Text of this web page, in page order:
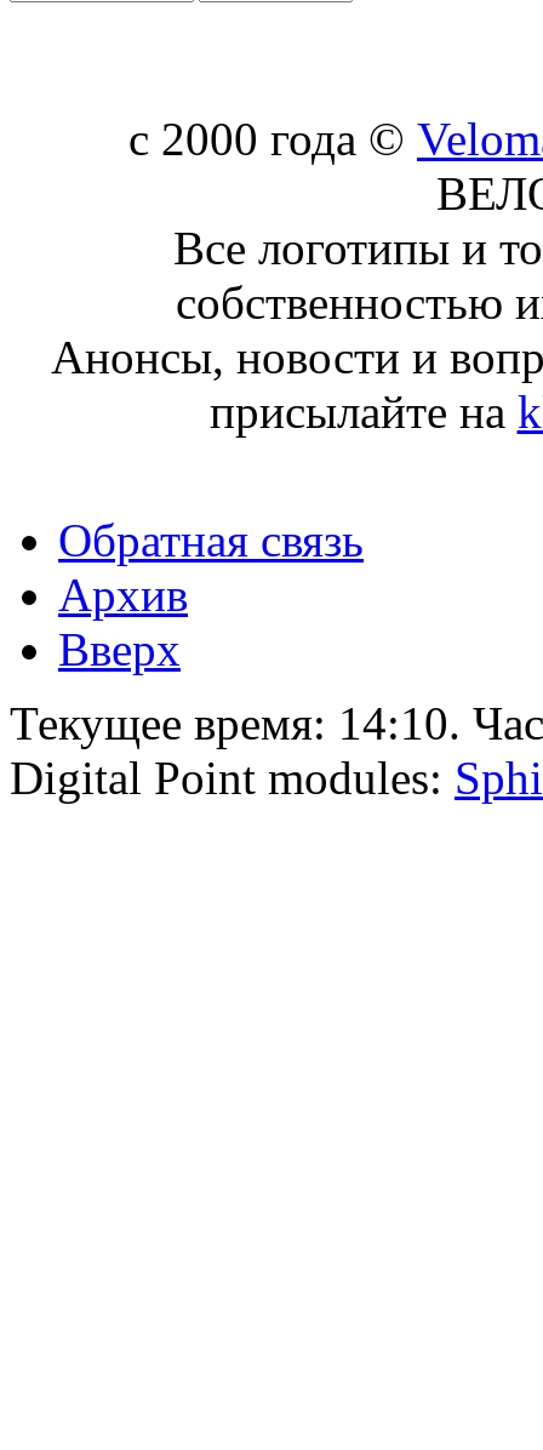
c 2000 года ©
Все логотипы и
собственностью
Анонсы, новости и
присылайте на
Обратная связь
Архив
Вверх
Текущее время: 14:10.
Digital Point modules: